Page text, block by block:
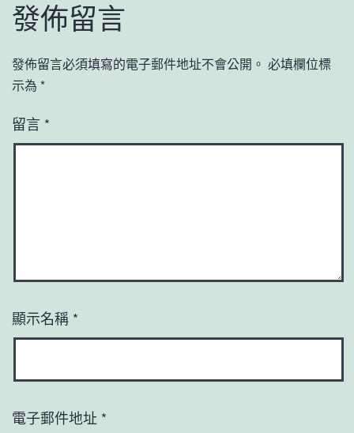
發佈留言
發佈留言必須填寫的電子郵件地址不會公開。 必填欄位標
示為 *
留言 *
顯示名稱 *
電子郵件地址 *